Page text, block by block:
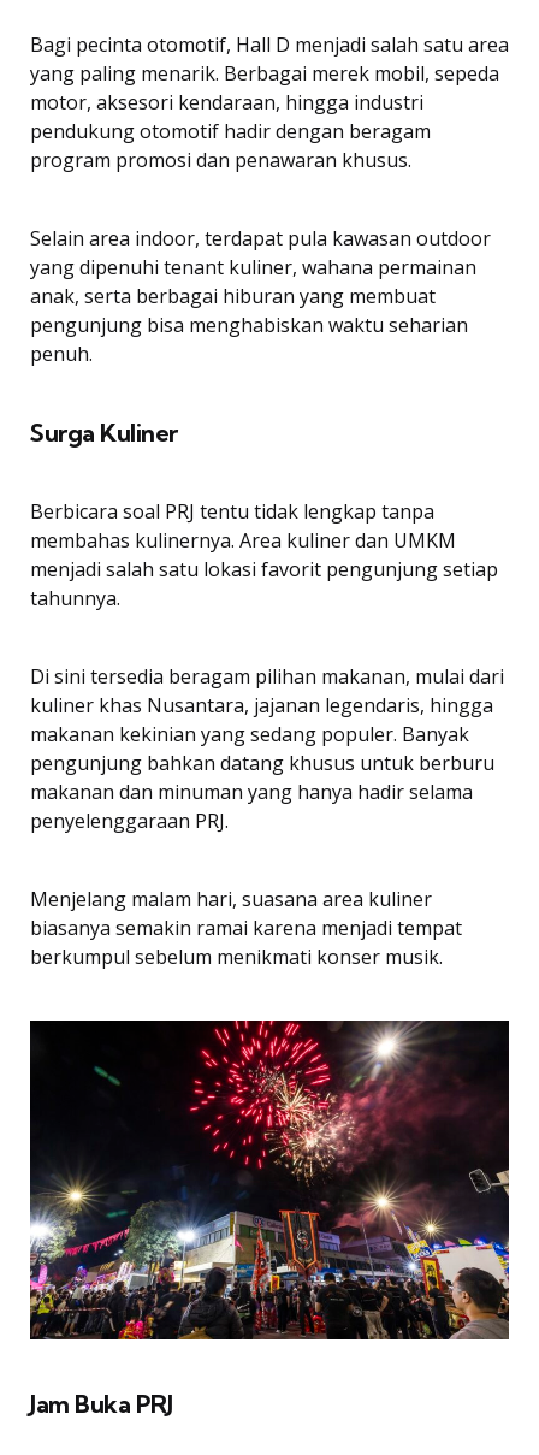
Bagi pecinta otomotif, Hall D menjadi salah satu area
yang paling menarik. Berbagai merek mobil, sepeda
motor, aksesori kendaraan, hingga industri
pendukung otomotif hadir dengan beragam
program promosi dan penawaran khusus.
Selain area indoor, terdapat pula kawasan outdoor
yang dipenuhi tenant kuliner, wahana permainan
anak, serta berbagai hiburan yang membuat
pengunjung bisa menghabiskan waktu seharian
penuh.
Surga Kuliner
Berbicara soal PRJ tentu tidak lengkap tanpa
membahas kulinernya. Area kuliner dan UMKM
menjadi salah satu lokasi favorit pengunjung setiap
tahunnya.
Di sini tersedia beragam pilihan makanan, mulai dari
kuliner khas Nusantara, jajanan legendaris, hingga
makanan kekinian yang sedang populer. Banyak
pengunjung bahkan datang khusus untuk berburu
makanan dan minuman yang hanya hadir selama
penyelenggaraan PRJ.
Menjelang malam hari, suasana area kuliner
biasanya semakin ramai karena menjadi tempat
berkumpul sebelum menikmati konser musik.
Jam Buka PRJ